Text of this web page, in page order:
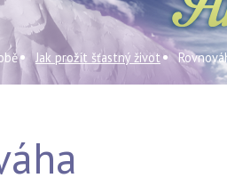
Jak prožít šťastný život